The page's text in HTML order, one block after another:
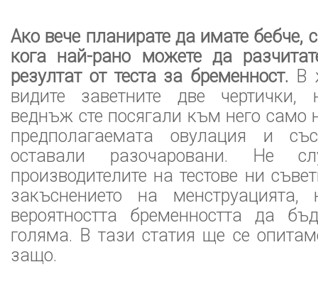
Ако вече планирате да имате бебче,
кога най-рано можете да
резултат от теста за бременност. В
видите заветните две чертички,
веднъж сте посягали към него само
предполагаемата овулация и
оставали разочаровани. Не
производителите на тестове ни
закъснението на
вероятността бременността да
голяма. В тази статия ще се
защо.